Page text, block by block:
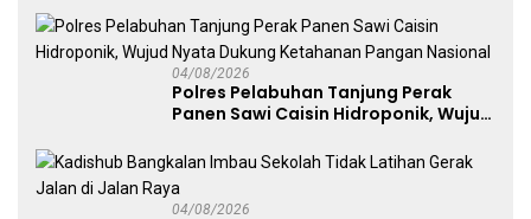
04/08/2026
Polres Pelabuhan Tanjung Perak
Panen Sawi Caisin Hidroponik, Wujud
Nasional
04/08/2026